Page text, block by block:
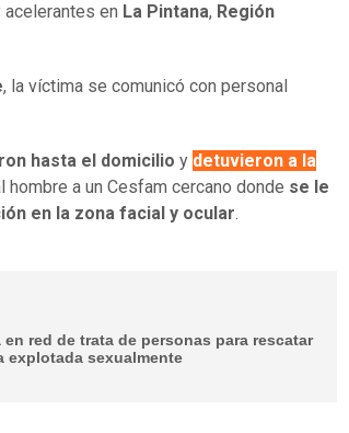
acelerantes en La Pintana, Región
, la víctima se comunicó con personal
hasta el domicilio y detuvieron a la
hombre a un Cesfam cercano donde se le
en la zona facial y ocular.
red de trata de personas para rescatar
explotada sexualmente